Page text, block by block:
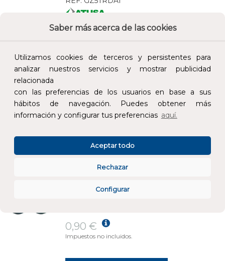
Saber más acerca de las cookies
Utilizamos cookies de terceros y persistentes para
analizar nuestros servicios y mostrar publicidad
relacionada
con las preferencias de los usuarios en base a sus
hábitos de navegación. Puedes obtener más
información y configurar tus preferencias aquí.
Configurar
Rechazar
Aceptar todo
Añade al carrito y sigue el proceso de
0,64 €
AÑADIR AL CARRITO
REF:GA5TRIW1
compra para ver la disponibilidad y los
0,90 €
Impuestos no incluidos.